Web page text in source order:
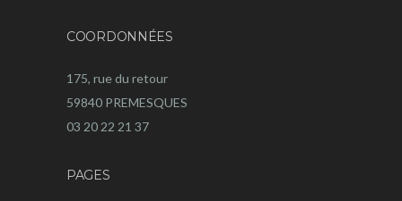
COORDONNÉES
175, rue du retour
59840 PREMESQUES
03 20 22 21 37
PAGES